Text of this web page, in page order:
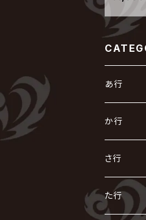
あ行
あ
R指定
AIOLIN
い
IKUO
う
か行
か
怪人二十面
き
さ行
さ
た行